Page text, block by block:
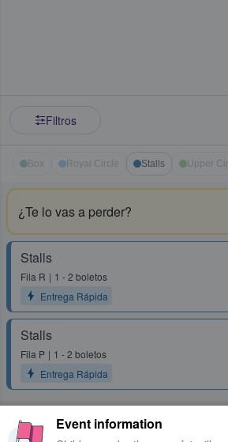
Filtros
Box Royal Circle Stalls Upper
¿Te lo vas a perder?
Stalls
Fila R
1 - 2 boletos
Entrega Rápida
Stalls
Fila P
1 - 2 boletos
Entrega Rápida
Event information